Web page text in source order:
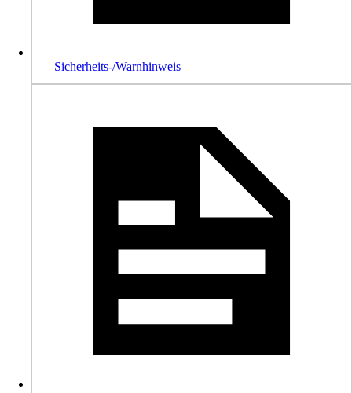
Sicherheits-/Warnhinweis